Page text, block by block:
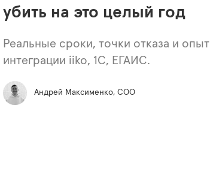
убить на это целый год
Реальные сроки, точки отказа и опыт
интеграции iiko, 1С, ЕГАИС.
Андрей Максименко, COO